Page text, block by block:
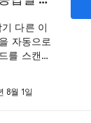
다른 이
자동으로
를 스캔하
습니다.
8월 1일